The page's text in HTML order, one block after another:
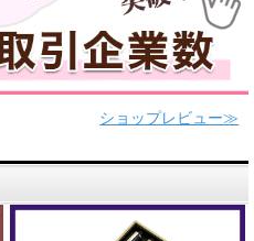
ショップレビュー≫